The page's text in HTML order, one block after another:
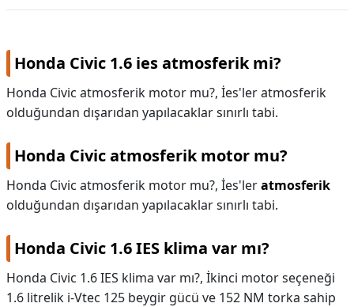
Honda Civic 1.6 ies atmosferik mi?
Honda Civic atmosferik motor mu?, İes'ler atmosferik
olduğundan dışarıdan yapılacaklar sınırlı tabi.
Honda Civic atmosferik motor mu?
Honda Civic atmosferik motor mu?, İes'leratmosferik
olduğundan dışarıdan yapılacaklar sınırlı tabi.
Honda Civic 1.6 IES klima var mı?
Honda Civic 1.6 IES klima var mı?, İkinci motor seçeneği
1.6 litrelik i-Vtec 125 beygir gücü ve 152 NM torka sahip